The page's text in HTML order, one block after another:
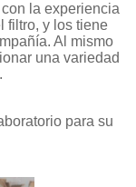
la experiencia
filtro, y los tiene
Al mismo
una variedad
para su